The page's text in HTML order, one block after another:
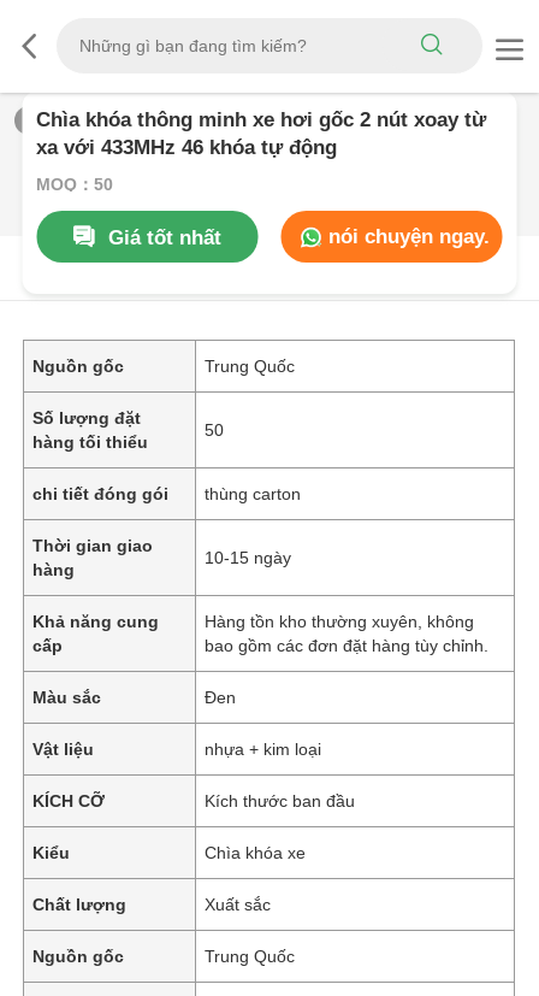
/0
Chìa khóa thông minh xe hơi gốc 2 nút xoay từ
xa với 433MHz 46 khóa tự động
MOQ：50
Giá tốt nhất
nói chuyện ngay.
Mô Tả SảN PHẩM
Nguồn gốc Trung Quốc
Số lượng đặt
hàng tối thiểu
50
chi tiết đóng gói thùng carton
Thời gian giao
hàng
10-15 ngày
Khả năng cung
cấp
Hàng tồn kho thường xuyên, không
bao gồm các đơn đặt hàng tùy chỉnh.
Màu sắc Đen
Vật liệu nhựa + kim loại
KÍCH CỠ Kích thước ban đầu
Kiểu Chìa khóa xe
Chất lượng Xuất sắc
Nguồn gốc Trung Quốc